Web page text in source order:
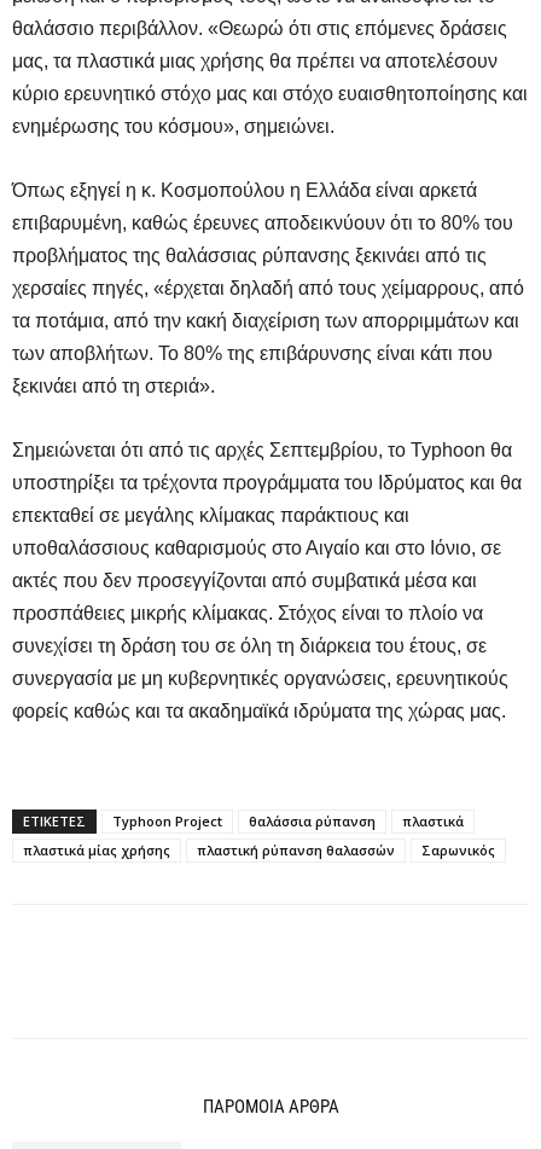
θαλάσσιο περιβάλλον. «Θεωρώ ότι στις επόμενες δράσεις
μας, τα πλαστικά μιας χρήσης θα πρέπει να αποτελέσουν
κύριο ερευνητικό στόχο μας και στόχο ευαισθητοποίησης και
ενημέρωσης του κόσμου», σημειώνει.
Όπως εξηγεί η κ. Κοσμοπούλου η Ελλάδα είναι αρκετά
επιβαρυμένη, καθώς έρευνες αποδεικνύουν ότι το 80% του
προβλήματος της θαλάσσιας ρύπανσης ξεκινάει από τις
χερσαίες πηγές, «έρχεται δηλαδή από τους χείμαρρους, από
τα ποτάμια, από την κακή διαχείριση των απορριμμάτων και
των αποβλήτων. Το 80% της επιβάρυνσης είναι κάτι που
ξεκινάει από τη στεριά».
Σημειώνεται ότι από τις αρχές Σεπτεμβρίου, το Typhoon θα
υποστηρίξει τα τρέχοντα προγράμματα του Ιδρύματος και θα
επεκταθεί σε μεγάλης κλίμακας παράκτιους και
υποθαλάσσιους καθαρισμούς στο Αιγαίο και στο Ιόνιο, σε
ακτές που δεν προσεγγίζονται από συμβατικά μέσα και
προσπάθειες μικρής κλίμακας. Στόχος είναι το πλοίο να
συνεχίσει τη δράση του σε όλη τη διάρκεια του έτους, σε
συνεργασία με μη κυβερνητικές οργανώσεις, ερευνητικούς
φορείς καθώς και τα ακαδημαϊκά ιδρύματα της χώρας μας.
ΕΤΙΚΕΤΕΣ Typhoon Project θαλάσσια ρύπανση
πλαστικά
πλαστικά μίας χρήσης
πλαστική ρύπανση θαλασσών Σαρωνικός
ΠΑΡΟΜΟΙΑ ΑΡΘΡΑ